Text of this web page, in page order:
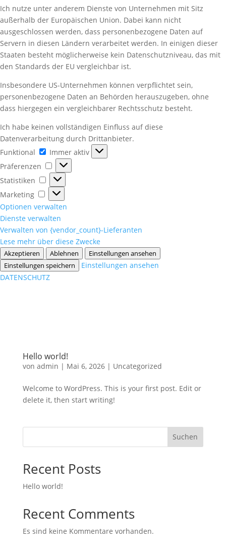
Ich nutze unter anderem Dienste von Unternehmen mit Sitz
außerhalb der Europäischen Union. Dabei kann nicht
ausgeschlossen werden, dass personenbezogene Daten auf
Servern in diesen Ländern verarbeitet werden. In einigen dieser
Staaten besteht möglicherweise kein Datenschutzniveau, das mit
den Standards der EU vergleichbar ist.
Insbesondere US-Unternehmen können verpflichtet sein,
personenbezogene Daten an Behörden herauszugeben, ohne
dass hiergegen ein vergleichbarer Rechtsschutz besteht.
Ich habe keinen vollständigen Einfluss auf diese
Datenverarbeitung durch Drittanbieter.
Funktional
Funktional
Immer aktiv
Präferenzen
Präferenzen
Statistiken
Statistiken
Marketing
Marketing
Optionen verwalten
Dienste verwalten
Verwalten von {vendor_count}-Lieferanten
Lese mehr über diese Zwecke
Akzeptieren Ablehnen
Einstellungen ansehen
Einstellungen speichern
Einstellungen ansehen
DATENSCHUTZ
Hello world!
von admin | Mai 6, 2026| Uncategorized
Welcome to WordPress. This is your first post. Edit or
delete it, then start writing!
Suchen
Recent Posts
Hello world!
Recent Comments
Es sind keine Kommentare vorhanden.